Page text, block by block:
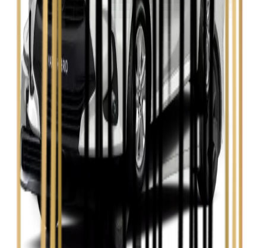
Zobacz
Skoda Kamiq
Zobacz
Skoda Octavia
Zobacz
Toyota Avensis
Zobacz
Toyota Camry
Zobacz
Toyota Corolla